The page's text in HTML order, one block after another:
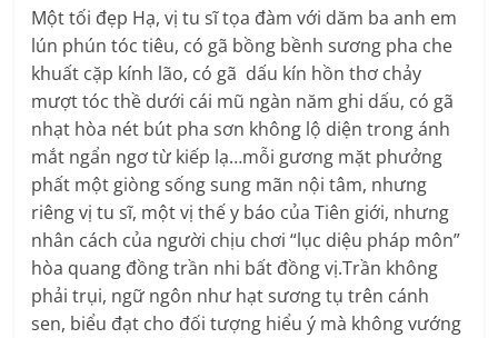
Một tối đẹp Hạ, vị tu sĩ tọa đàm với dăm ba anh em
lún phún tóc tiêu, có gã bồng bềnh sương pha che
khuất cặp kính lão, có gã dấu kín hồn thơ chảy
mượt tóc thề dưới cái mũ ngàn năm ghi dấu, có gã
nhạt hòa nét bút pha sơn không lộ diện trong ánh
mắt ngẩn ngơ từ kiếp lạ…mỗi gương mặt phưởng
phất một giòng sống sung mãn nội tâm, nhưng
riêng vị tu sĩ, một vị thế y báo của Tiên giới, nhưng
nhân cách của người chịu chơi “lục diệu pháp môn”
hòa quang đồng trần nhi bất đồng vị.Trần không
phải trụi, ngữ ngôn như hạt sương tụ trên cánh
sen, biểu đạt cho đối tượng hiểu ý mà không vướng